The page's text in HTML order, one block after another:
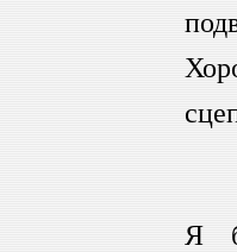
Я